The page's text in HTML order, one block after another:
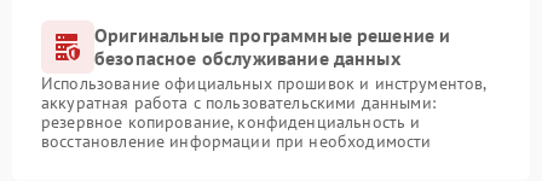
Оригинальные программные решение и
безопасное обслуживание данных
Использование официальных прошивок и инструментов,
аккуратная работа с пользовательскими данными:
резервное копирование, конфиденциальность и
восстановление информации при необходимости